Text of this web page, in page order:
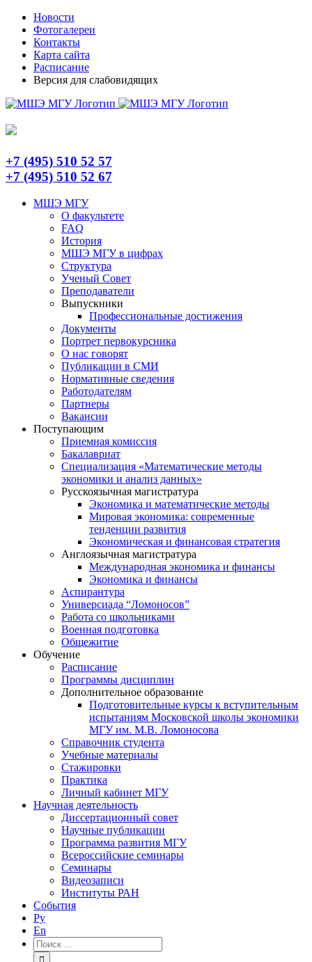
Skip
content
TelegramНовости
Фотогалереи
Контакты
Карта сайта
Расписание
Версия для слабовидящих
+7 (495) 510 52 57
+7 (495) 510 52 67
МШЭ МГУ
О факультете
FAQ
История
МШЭ МГУ в цифрах
Структура
Ученый Совет
Преподаватели
Выпускники
Профессиональные достижения
Документы
Портрет первокурсника
О нас говорят
Публикации в СМИ
Нормативные сведения
Работодателям
Партнеры
Вакансии
Поступающим
Приемная комиссия
Бакалавриат
Специализация «Математические методы
экономики и анализ данных»
Русскоязычная магистратура
Экономика и математические методы
Мировая экономика: современные
тенденции развития
Экономическая и финансовая стратегия
Англоязычная магистратура
Международная экономика и финансы
Экономика и финансы
Аспирантура
Универсиада “Ломоносов”
Работа со школьниками
Военная подготовка
Общежитие
Обучение
Расписание
Программы дисциплин
Дополнительное образование
Подготовительные курсы к вступительным
испытаниям Московской школы экономики
МГУ им. М.В. Ломоносова
Справочник студента
Учебные материалы
Стажировки
Практика
Личный кабинет МГУ
Научная деятельность
Диссертационный совет
Научные публикации
Программа развития МГУ
Всероссийские семинары
Семинары
Видеозаписи
Институты РАН
События
Ру
En
Результат
поиска: